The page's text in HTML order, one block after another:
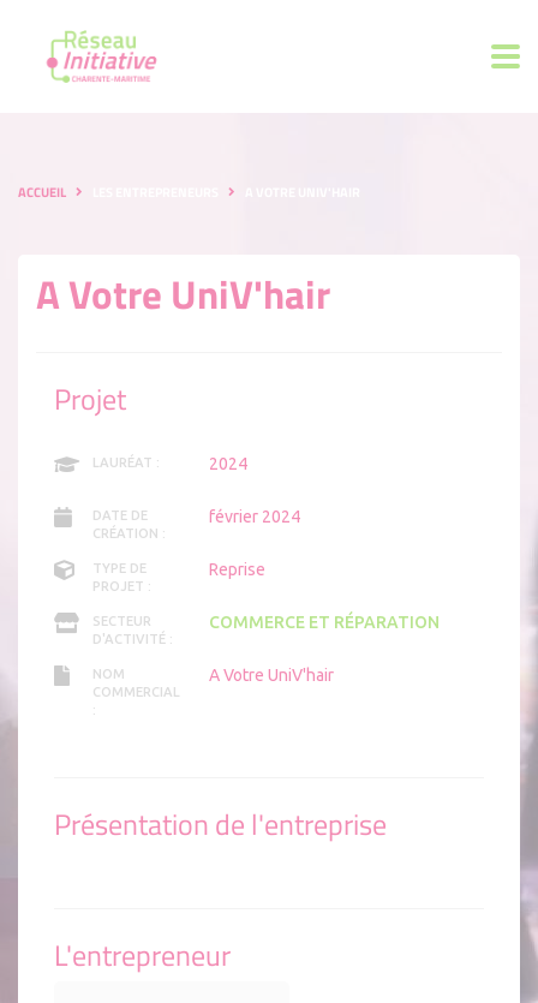
ACCUEIL
A Votre UniV'hair
Projet
LAURÉAT : 2024
DATE DE
CRÉATION :
février 2024
TYPE DE
PROJET :
Reprise
SECTEUR
D'ACTIVITÉ :
COMMERCE ET RÉPARATION
NOM
COMMERCIAL
:
A Votre UniV'hair
Présentation de l'entreprise
L'entrepreneur